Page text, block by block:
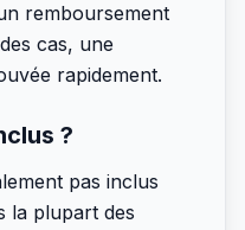
remboursement
cas, une
rapidement.
?
pas inclus
la plupart des